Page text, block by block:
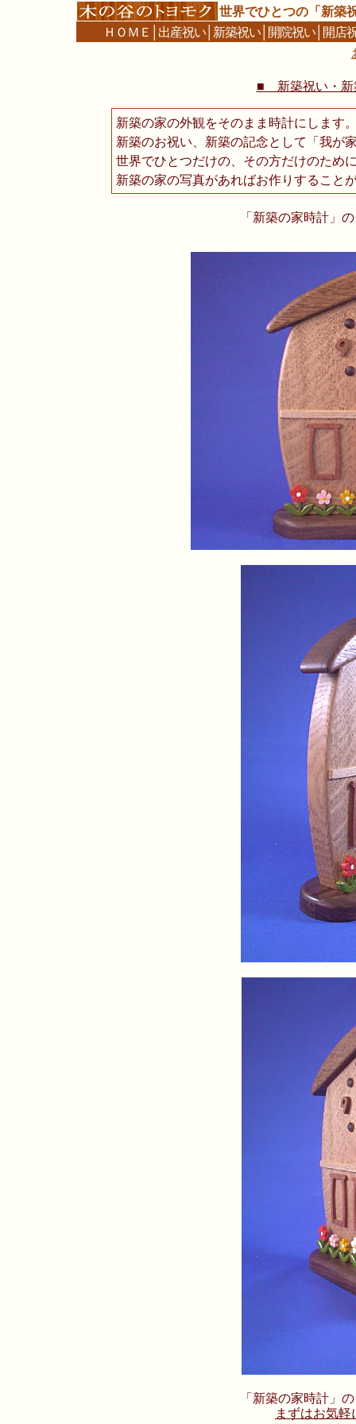
世界でひとつの「新築
ＨＯＭＥ 出産祝い 新築祝い 開院祝い 開店
■ 新築祝い・
新築の家の外観をそのまま時計にします
新築のお祝い、新築の記念として「我が
世界でひとつだけの、その方だけのため
新築の家の写真があればお作りすること
「新築の家時計」
「新築の家時計」
まずはお気